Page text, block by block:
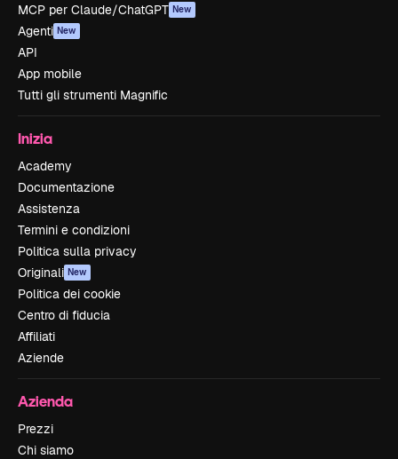
MCP per Claude/ChatGPT New
Agenti New
API
App mobile
Tutti gli strumenti Magnific
Inizia
Academy
Documentazione
Assistenza
Termini e condizioni
Politica sulla privacy
Originali New
Politica dei cookie
Centro di fiducia
Affiliati
Aziende
Azienda
Prezzi
Chi siamo